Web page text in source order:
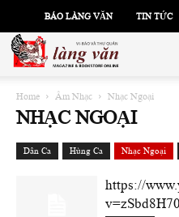
BÁO LÀNG VĂN TIN TỨC
Home Âm Nhạc Nhạc Ngoại
NHẠC NGOẠI
Dân Ca Hùng Ca Nhạc Ngoại
https://